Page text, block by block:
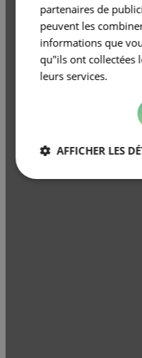
partenaires de
peuvent les
informations que
qu"ils ont collectées
leurs services.
AFFICHER LES